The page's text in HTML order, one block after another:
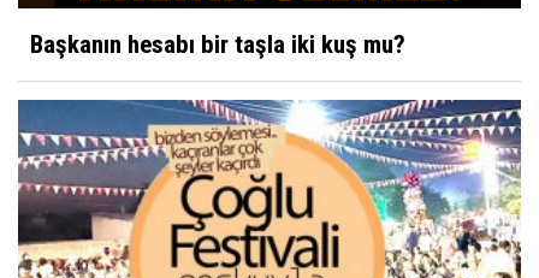
Başkanın hesabı bir taşla iki kuş mu?